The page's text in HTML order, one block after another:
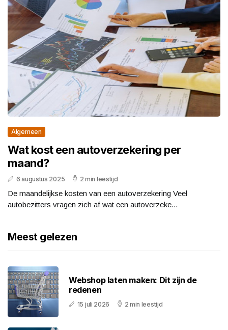
Algemeen
Wat kost een autoverzekering per
maand?
6 augustus 2025 2 min leestijd
De maandelijkse kosten van een autoverzekering Veel
autobezitters vragen zich af wat een autoverzeke...
Meest gelezen
Webshop laten maken: Dit zijn de
redenen
15 juli 2026 2 min leestijd